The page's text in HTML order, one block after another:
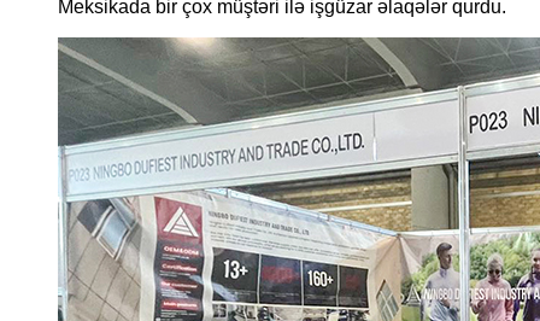
Meksikada bir çox müştəri ilə işgüzar əlaqələr qurdu.